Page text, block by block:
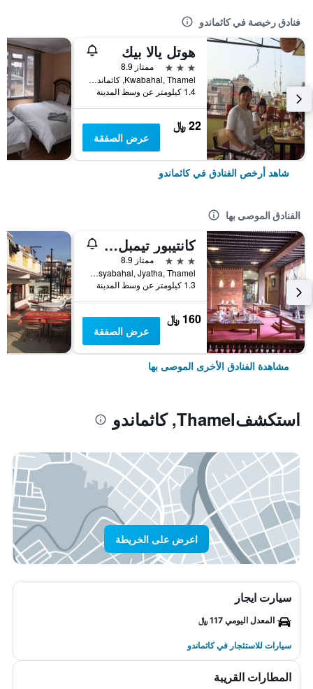
فنادق رخيصة في كاثماندو
هوتل يالا بيك
3 نجوم
ممتاز 8.9
Kwabahal, Thamel, كاثماندو, نيبال
1.4 كيلومتر عن وسط المدينة
22 ﷼
عرض الصفقة
شاهد أرخص الفنادق في كاثماندو
الفنادق الموصى بها
كانتيبور تيمبل هاوس
3 نجوم
ممتاز 8.9
Chusyabahal, Jyatha, Thamel, كاثماندو, نيبال
1.3 كيلومتر عن وسط المدينة
160 ﷼
عرض الصفقة
مشاهدة الفنادق الأخرى الموصى بها
استكشفThamel, كاثماندو
اعرض على الخريطة
سيارت ايجار
المعدل اليومي 117 ﷼
سيارات للاستئجار في كاثماندو
المطارات القريبة